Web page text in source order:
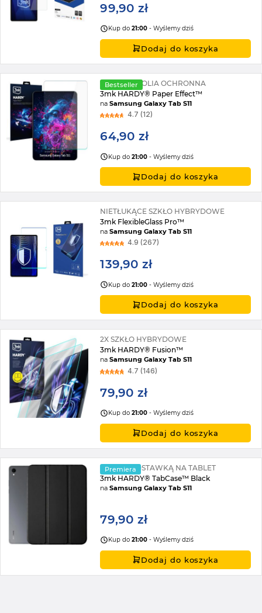
99,90 zł
Kup do21:00 - Wyślemy dziś
Dodaj do koszyka
Bestseller
MATOWA FOLIA OCHRONNA
3mk HARDY® Paper Effect™
naSamsung Galaxy Tab S11
4.7 (12)
64,90 zł
Kup do21:00 - Wyślemy dziś
Dodaj do koszyka
NIETŁUKĄCE SZKŁO HYBRYDOWE
3mk FlexibleGlass Pro™
naSamsung Galaxy Tab S11
4.9 (267)
139,90 zł
Kup do21:00 - Wyślemy dziś
Dodaj do koszyka
2X SZKŁO HYBRYDOWE
3mk HARDY® Fusion™
naSamsung Galaxy Tab S11
4.7 (146)
79,90 zł
Kup do21:00 - Wyślemy dziś
Dodaj do koszyka
Premiera
ETUI Z PODSTAWKĄ NA TABLET
3mk HARDY® TabCase™ Black
naSamsung Galaxy Tab S11
79,90 zł
Kup do21:00 - Wyślemy dziś
Dodaj do koszyka